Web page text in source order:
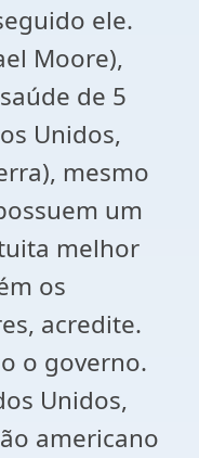
ele.
Moore),
de 5
Unidos,
mesmo
um
melhor
os
acredite.
o governo.
Unidos,
americano